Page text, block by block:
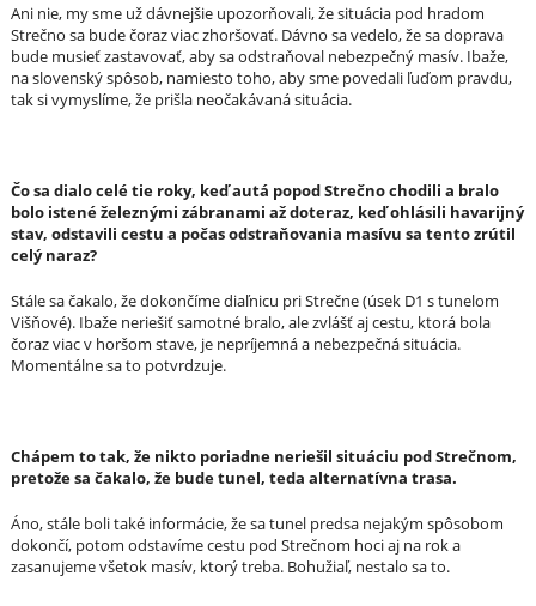
Ani nie, my sme už dávnejšie upozorňovali, že situácia pod hradom
Strečno sa bude čoraz viac zhoršovať. Dávno sa vedelo, že sa doprava
bude musieť zastavovať, aby sa odstraňoval nebezpečný masív. Ibaže,
na slovenský spôsob, namiesto toho, aby sme povedali ľuďom pravdu,
tak si vymyslíme, že prišla neočakávaná situácia.
Čo sa dialo celé tie roky, keď autá popod Strečno chodili a bralo
bolo istené železnými zábranami až doteraz, keď ohlásili havarijný
stav, odstavili cestu a počas odstraňovania masívu sa tento zrútil
celý naraz?
Stále sa čakalo, že dokončíme diaľnicu pri Strečne (úsek D1 s tunelom
Višňové). Ibaže neriešiť samotné bralo, ale zvlášť aj cestu, ktorá bola
čoraz viac v horšom stave, je nepríjemná a nebezpečná situácia.
Momentálne sa to potvrdzuje.
Chápem to tak, že nikto poriadne neriešil situáciu pod Strečnom,
pretože sa čakalo, že bude tunel, teda alternatívna trasa.
Áno, stále boli také informácie, že sa tunel predsa nejakým spôsobom
dokončí, potom odstavíme cestu pod Strečnom hoci aj na rok a
zasanujeme všetok masív, ktorý treba. Bohužiaľ, nestalo sa to.